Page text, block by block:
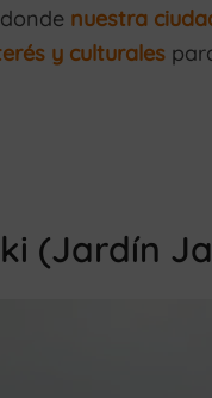
nuestra
y culturales
(Jardín